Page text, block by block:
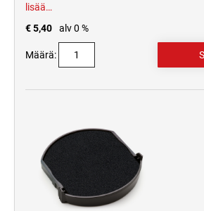
lisää…
€ 5,40
alv 0 %
Määrä: